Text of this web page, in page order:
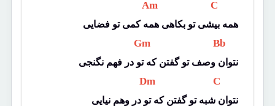
Am C
همه بیشی تو بکاهی همه کمی تو فضایی
Gm Bb
نتوان وصف تو گفتن که تو در فهم نگنجی
Dm C
نتوان شبه تو گفتن که تو در وهم نیایی